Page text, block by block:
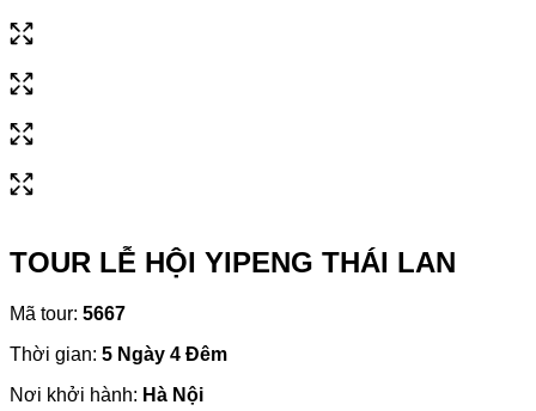
TOUR LỄ HỘI YIPENG THÁI LAN
Mã tour: 5667
Thời gian: 5 Ngày 4 Đêm
Nơi khởi hành: Hà Nội